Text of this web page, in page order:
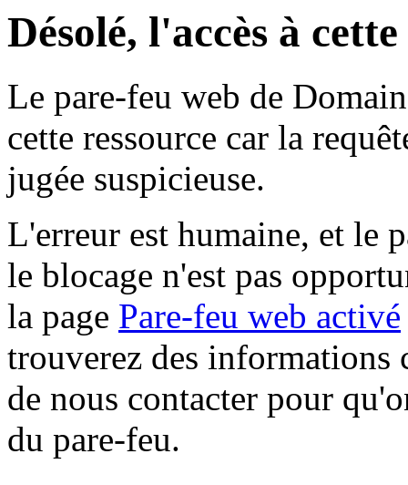
Désolé, l'accès à
Le pare-feu web de
cette ressource car la
jugée suspicieuse.
L'erreur est humaine, et le
le blocage n'est pas
la page Pare-feu web activé
trouverez des informations
de nous contacter pour
du pare-feu.